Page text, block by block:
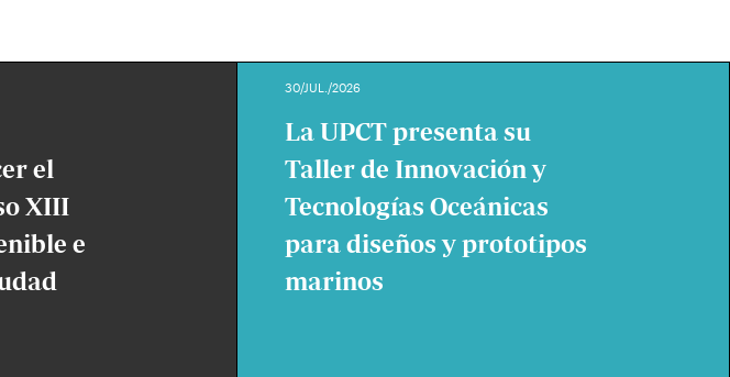
el
XIII
e
30/JUL./2026
La UPCT presenta su
Taller de Innovación y
Tecnologías Oceánicas
para diseños y prototipos
marinos